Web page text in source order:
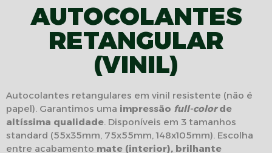
AUTOCOLANTES
RETANGULAR
(VINIL)
Autocolantes retangulares em vinil resistente (não é
papel). Garantimos uma impressão full-colorde
altíssima qualidade . Disponíveis em 3 tamanhos
standard (55x35mm, 75x55mm, 148x105mm). Escolha
entre acabamento mate (interior), brilhante